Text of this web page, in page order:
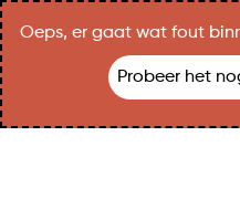
Oeps, er gaat wat fout
Probeer het